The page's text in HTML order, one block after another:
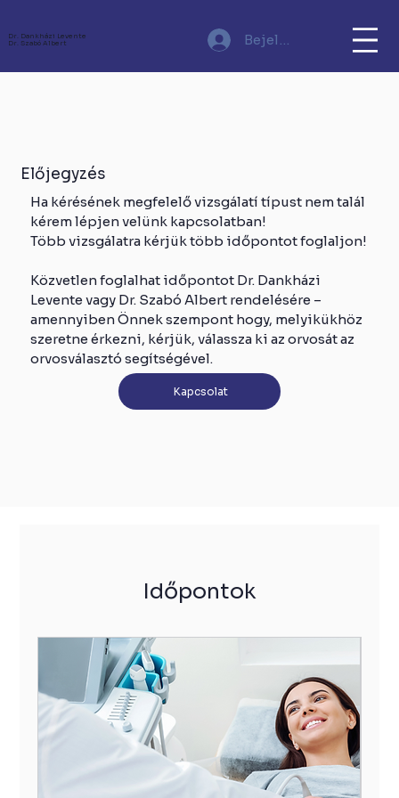
Dr. Dankházi Levente
Dr. Szabó Albert
Bejelentkezés
Előjegyzés
Ha kérésének megfelelő vizsgálatí típust nem talál
kérem lépjen velünk kapcsolatban!
Több vizsgálatra kérjük több időpontot foglaljon!
Közvetlen foglalhat időpontot Dr. Dankházi
Levente vagy Dr. Szabó Albert rendelésére –
amennyiben Önnek szempont hogy, melyikükhöz
szeretne érkezni, kérjük, válassza ki az orvosát az
orvosválasztó segítségével.
Kapcsolat
Időpontok